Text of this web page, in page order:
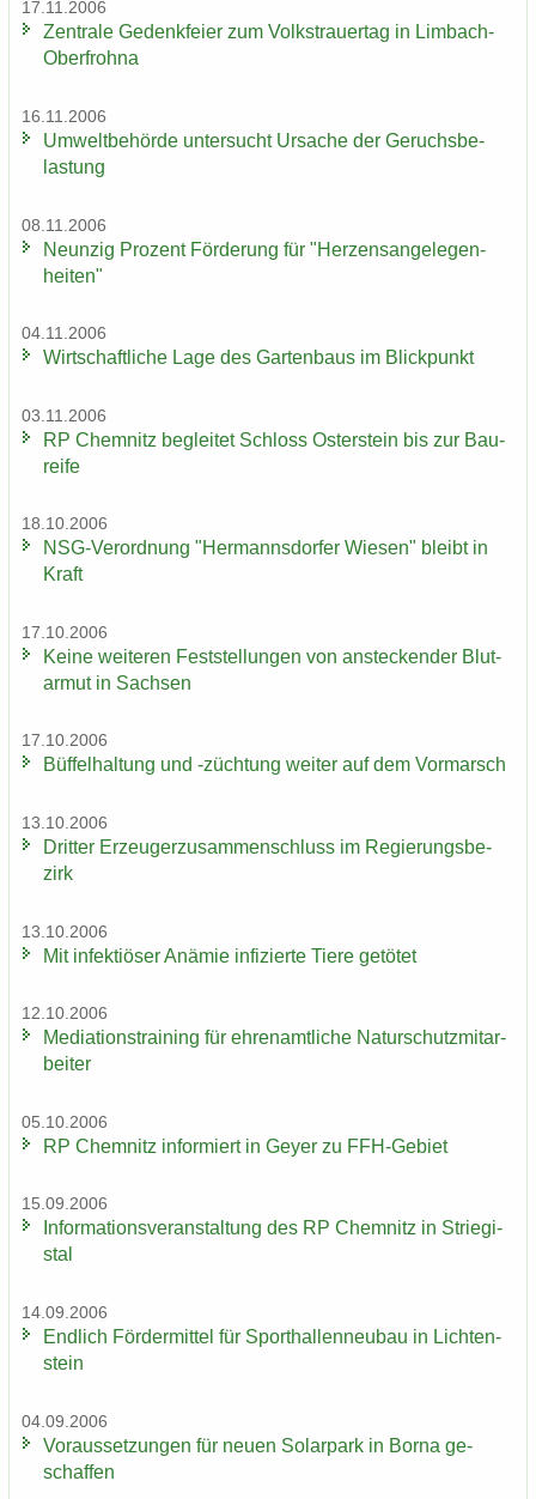
17.11.2006
Zen­tra­le Ge­denk­fei­er zum Volks­trau­er­tag in Limbach-​
Oberfrohna
16.11.2006
Um­welt­be­hör­de un­ter­sucht Ur­sa­che der Ge­ruchs­be­
las­tung
08.11.2006
Neun­zig Pro­zent För­de­rung für "Her­zens­an­ge­le­gen­
hei­ten"
04.11.2006
Wirt­schaft­li­che Lage des Gar­ten­baus im Blick­punkt
03.11.2006
RP Chem­nitz be­glei­tet Schloss Os­ter­stein bis zur Bau­
rei­fe
18.10.2006
NSG-​Verordnung "Her­manns­dor­fer Wie­sen" bleibt in
Kraft
17.10.2006
Keine wei­te­ren Fest­stel­lun­gen von an­ste­cken­der Blut­
ar­mut in Sach­sen
17.10.2006
Büf­fel­hal­tung und -​züchtung wei­ter auf dem Vor­marsch
13.10.2006
Drit­ter Er­zeu­ger­zu­sam­men­schluss im Re­gie­rungs­be­
zirk
13.10.2006
Mit in­fek­tiö­ser An­ämie in­fi­zier­te Tiere ge­tö­tet
12.10.2006
Me­dia­ti­ons­trai­ning für eh­ren­amt­li­che Na­tur­schutz­mit­ar­
bei­ter
05.10.2006
RP Chem­nitz in­for­miert in Geyer zu FFH-​Gebiet
15.09.2006
In­for­ma­ti­ons­ver­an­stal­tung des RP Chem­nitz in Strie­gi­
stal
14.09.2006
End­lich För­der­mit­tel für Sport­hal­len­neu­bau in Lich­ten­
stein
04.09.2006
Vor­aus­set­zun­gen für neuen So­lar­park in Borna ge­
schaf­fen